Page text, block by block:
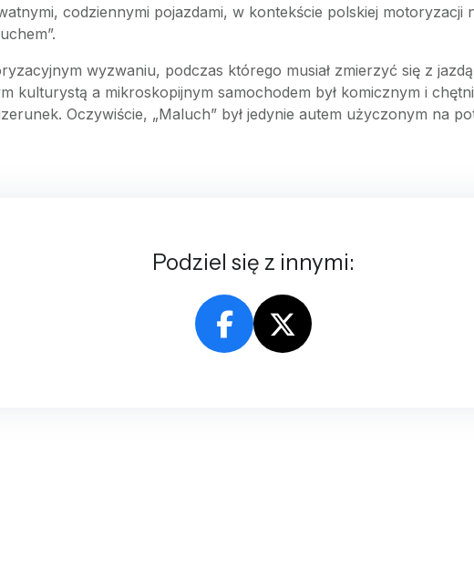
codziennymi pojazdami, w kontekście polskiej
wyzwaniu, podczas którego musiał zmierzyć się z
kulturystą a mikroskopijnym samochodem był komicznym i
Oczywiście, „Maluch” był jedynie autem użyczonym na
Podziel się z innymi: